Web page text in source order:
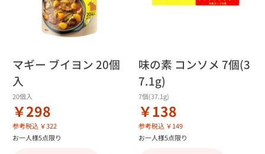
マギー ブイヨン 20個
入
20個入
￥298
参考税込 ￥322
お一人様5点限り
味の素 コンソメ 7個(3
7.1g)
7個(37.1g)
￥138
参考税込 ￥149
お一人様5点限り